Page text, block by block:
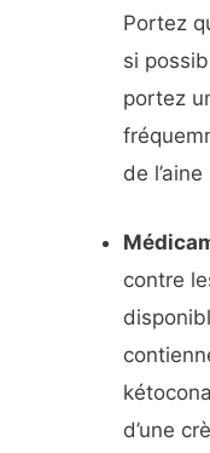
Portez
si
portez
de
contre
d’une